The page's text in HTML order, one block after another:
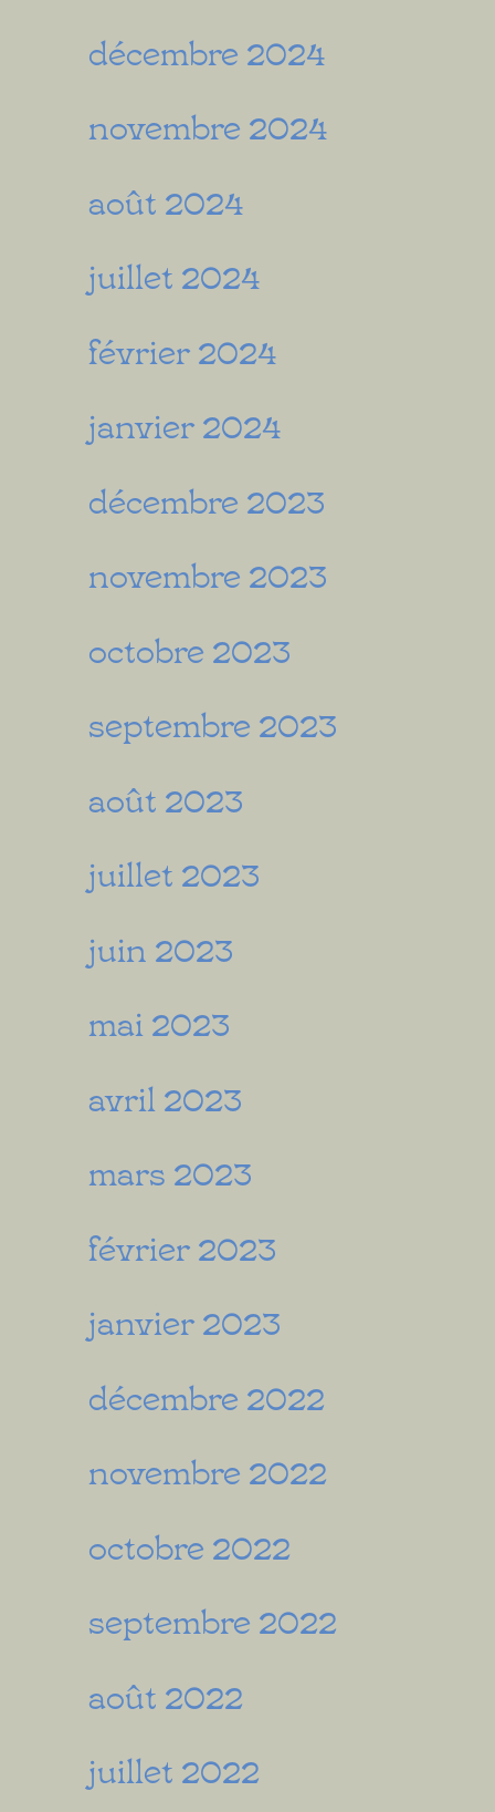
décembre 2024
novembre 2024
août 2024
juillet 2024
février 2024
janvier 2024
décembre 2023
novembre 2023
octobre 2023
septembre 2023
août 2023
juillet 2023
juin 2023
mai 2023
avril 2023
mars 2023
février 2023
janvier 2023
décembre 2022
novembre 2022
octobre 2022
septembre 2022
août 2022
juillet 2022